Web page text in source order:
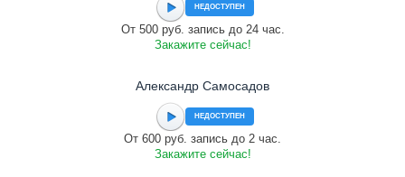
НЕДОСТУПЕН
От 500 руб. запись до 24 час.
Закажите сейчас!
Александр Самосадов
НЕДОСТУПЕН
От 600 руб. запись до 2 час.
Закажите сейчас!